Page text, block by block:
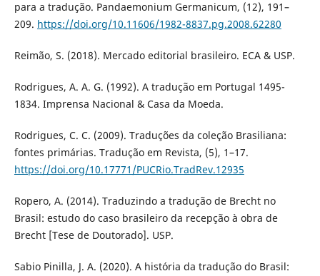
para a tradução. Pandaemonium Germanicum, (12), 191–
209. https://doi.org/10.11606/1982-8837.pg.2008.62280
Reimão, S. (2018). Mercado editorial brasileiro. ECA & USP.
Rodrigues, A. A. G. (1992). A tradução em Portugal 1495-
1834. Imprensa Nacional & Casa da Moeda.
Rodrigues, C. C. (2009). Traduções da coleção Brasiliana:
fontes primárias. Tradução em Revista, (5), 1–17.
https://doi.org/10.17771/PUCRio.TradRev.12935
Ropero, A. (2014). Traduzindo a tradução de Brecht no
Brasil: estudo do caso brasileiro da recepção à obra de
Brecht [Tese de Doutorado]. USP.
Sabio Pinilla, J. A. (2020). A história da tradução do Brasil: